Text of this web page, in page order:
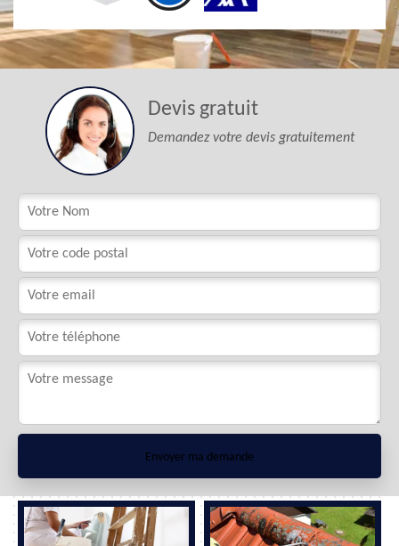
Devis gratuit
Demandez votre devis gratuitement